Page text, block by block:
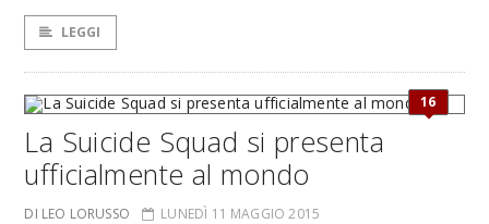
LEGGI
16
La Suicide Squad si presenta
ufficialmente al mondo
DI LEO LORUSSO LUNEDÌ 11 MAGGIO 2015